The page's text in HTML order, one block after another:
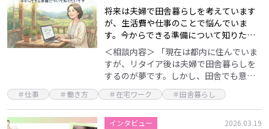
将来は夫婦で田舎暮らしを考えています
が、生活費や仕事のことで悩んでいま
す。今からできる準備について知りたい
です
＜相談内容＞ 「現在は都内に住んでいま
すが、リタイア後は夫婦で田舎暮らしを
するのが夢です。しかし、田舎でも意外
と生活費がかかると聞き悩んでいます。
また、60歳の定年退職後も何らかの形で
働くことを考えて…
＃仕事 ＃働き方 ＃在宅ワーク ＃田舎暮らし
インタビュー 2026.03.19